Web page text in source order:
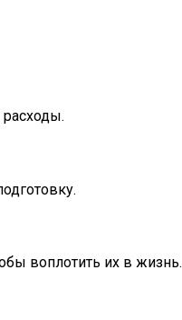
воплотить их в жизнь.